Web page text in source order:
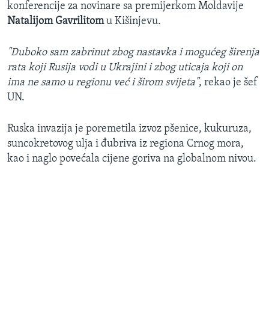
konferencije za novinare sa premijerkom Moldavije
Natalijom Gavrilitomu Kišinjevu.
"Duboko sam zabrinut zbog nastavka i mogućeg širenja
rata koji Rusija vodi u Ukrajini i zbog uticaja koji on
ima ne samo u regionu već i širom svijeta", rekao je šef
UN.
Ruska invazija je poremetila izvoz pšenice, kukuruza,
suncokretovog ulja i đubriva iz regiona Crnog mora,
kao i naglo povećala cijene goriva na globalnom nivou.